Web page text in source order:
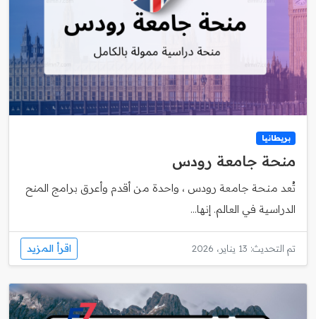
بريطانيا
منحة جامعة رودس
تُعد منحة جامعة رودس ، واحدة من أقدم وأعرق برامج المنح
الدراسية في العالم. إنها...
تم التحديث: 13 يناير، 2026 اقرأ المزيد